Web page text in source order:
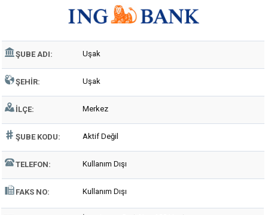
ŞUBE ADI: Uşak
ŞEHIR: Uşak
İLÇE: Merkez
ŞUBE KODU: Aktif Değil
TELEFON: Kullanım Dışı
FAKS NO: Kullanım Dışı